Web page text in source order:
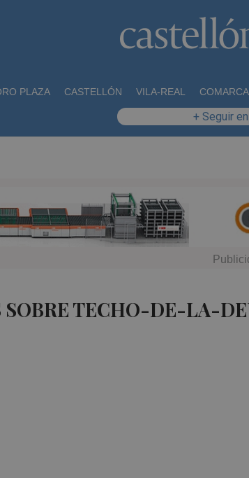
PLAZA CASTELLÓN VILA-REAL
+ Seguir
TECHO-DE-LA-